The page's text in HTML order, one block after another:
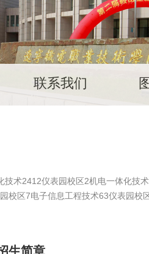
联系我们
术2412仪表园校区2机电一体化
校区7电子信息工程技术63仪表园
生简章